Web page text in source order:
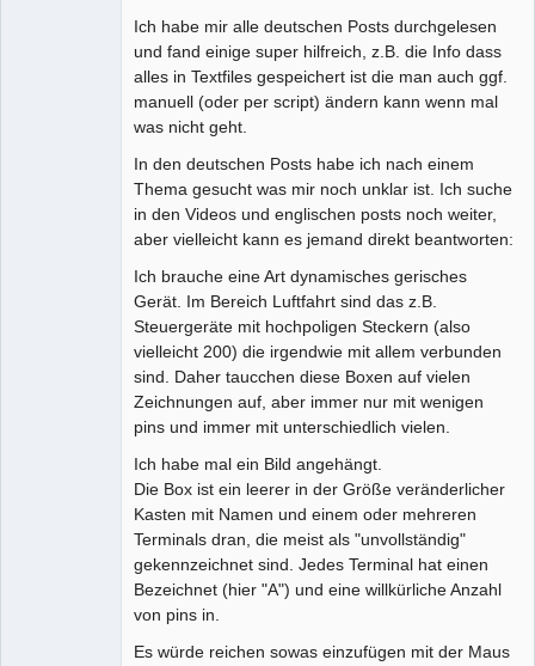
Ich habe mir alle deutschen Posts durchgelesen
und fand einige super hilfreich, z.B. die Info dass
alles in Textfiles gespeichert ist die man auch ggf.
manuell (oder per script) ändern kann wenn mal
was nicht geht.
In den deutschen Posts habe ich nach einem
Thema gesucht was mir noch unklar ist. Ich suche
in den Videos und englischen posts noch weiter,
aber vielleicht kann es jemand direkt beantworten:
Ich brauche eine Art dynamisches gerisches
Gerät. Im Bereich Luftfahrt sind das z.B.
Steuergeräte mit hochpoligen Steckern (also
vielleicht 200) die irgendwie mit allem verbunden
sind. Daher taucchen diese Boxen auf vielen
Zeichnungen auf, aber immer nur mit wenigen
pins und immer mit unterschiedlich vielen.
Ich habe mal ein Bild angehängt.
Die Box ist ein leerer in der Größe veränderlicher
Kasten mit Namen und einem oder mehreren
Terminals dran, die meist als "unvollständig"
gekennzeichnet sind. Jedes Terminal hat einen
Bezeichnet (hier "A") und eine willkürliche Anzahl
von pins in.
Es würde reichen sowas einzufügen mit der Maus